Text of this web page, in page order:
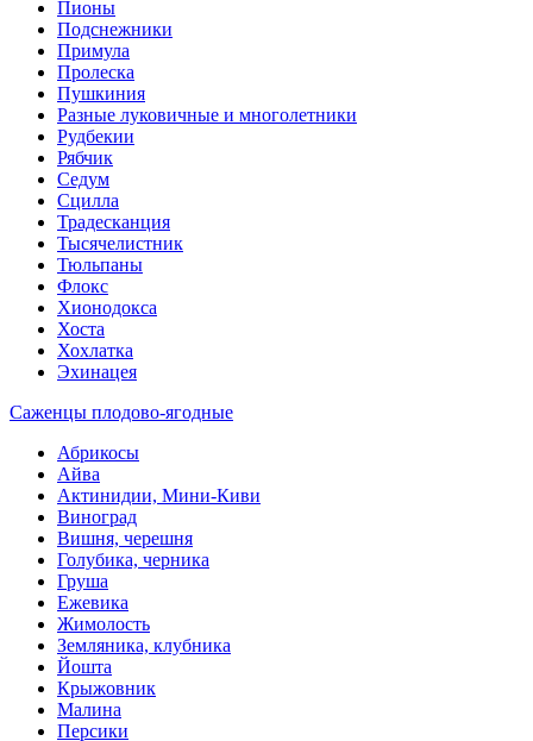
Пионы
Подснежники
Примула
Пролеска
Пушкиния
Разные луковичные и многолетники
Рудбекии
Рябчик
Седум
Сцилла
Традесканция
Тысячелистник
Тюльпаны
Флокс
Хионодокса
Хоста
Хохлатка
Эхинацея
Саженцы плодово-ягодные
Абрикосы
Айва
Актинидии, Мини-Киви
Виноград
Вишня, черешня
Голубика, черника
Груша
Ежевика
Жимолость
Земляника, клубника
Йошта
Крыжовник
Малина
Персики